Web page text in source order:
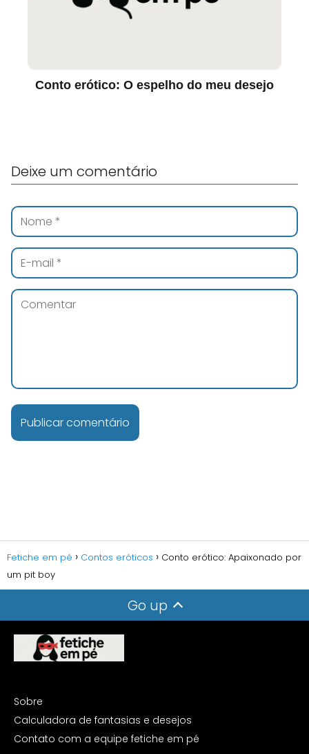
Conto erótico: O espelho do meu desejo
Deixe um comentário
Fetiche em pé Contos eróticos
Conto erótico: Apaixonado por
um pit boy
Go up
Sobre
Calculadora de fantasias e desejos
Contato com a equipe fetiche em pé